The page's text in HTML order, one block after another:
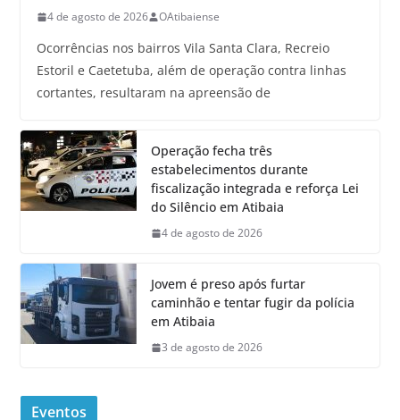
4 de agosto de 2026 OAtibaiense
Ocorrências nos bairros Vila Santa Clara, Recreio
Estoril e Caetetuba, além de operação contra linhas
cortantes, resultaram na apreensão de
Operação fecha três
estabelecimentos durante
fiscalização integrada e reforça Lei
do Silêncio em Atibaia
4 de agosto de 2026
Jovem é preso após furtar
caminhão e tentar fugir da polícia
em Atibaia
3 de agosto de 2026
Eventos